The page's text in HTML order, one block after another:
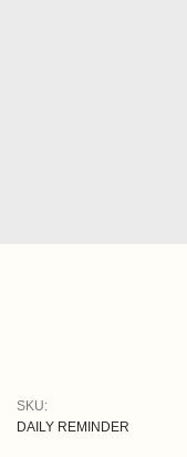
DAILY REMINDER
SKU: